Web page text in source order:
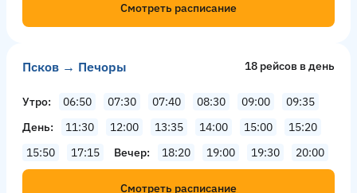
Смотреть расписание
Псков → Печоры 18 рейсов в день
Утро 06:50 07:30 07:40 08:30 09:00
09:35
День
11:30 12:00 13:35 14:00 15:00
15:20
15:50
17:15 Вечер 18:20 19:00 19:30 20:00
Смотреть расписание